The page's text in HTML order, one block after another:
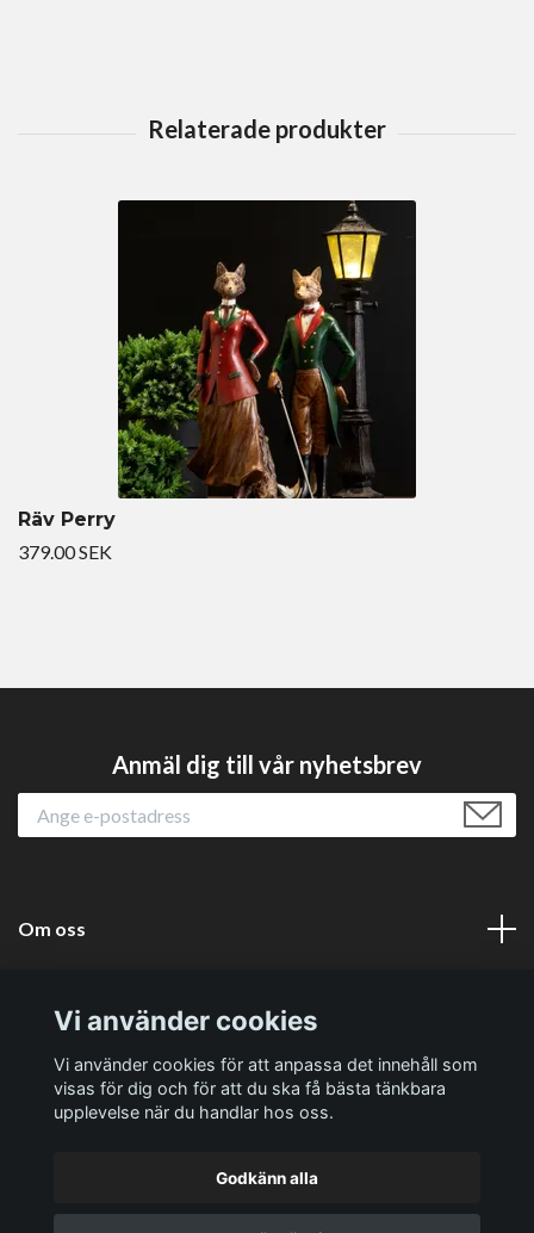
Räv Perry
379.00 SEK
Anmäl dig till vår nyhetsbrev
Om oss
Sociala medier
Vi använder cookies
Vi använder cookies för att anpassa det innehåll som
visas för dig och för att du ska få bästa tänkbara
upplevelse när du handlar hos oss.
Godkänn alla